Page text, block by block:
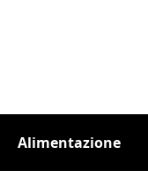
Alimentazione